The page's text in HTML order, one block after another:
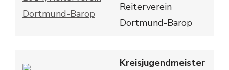
Reiterverein
Dortmund-Barop
Kreisjugendmeister